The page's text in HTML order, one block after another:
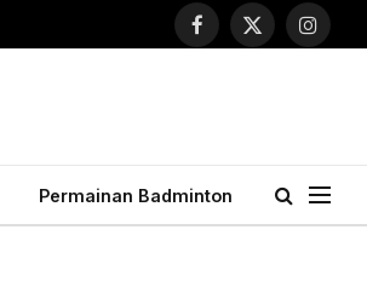
Facebook
X
Permainan Badminton